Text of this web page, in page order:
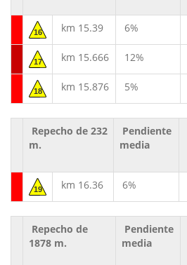
16 km 15.39 6%
17 km 15.666 12%
18 km 15.876 5%
Repecho de 232
m.
Pendiente
media
19 km 16.36 6%
Repecho de
1878 m.
Pendiente
media